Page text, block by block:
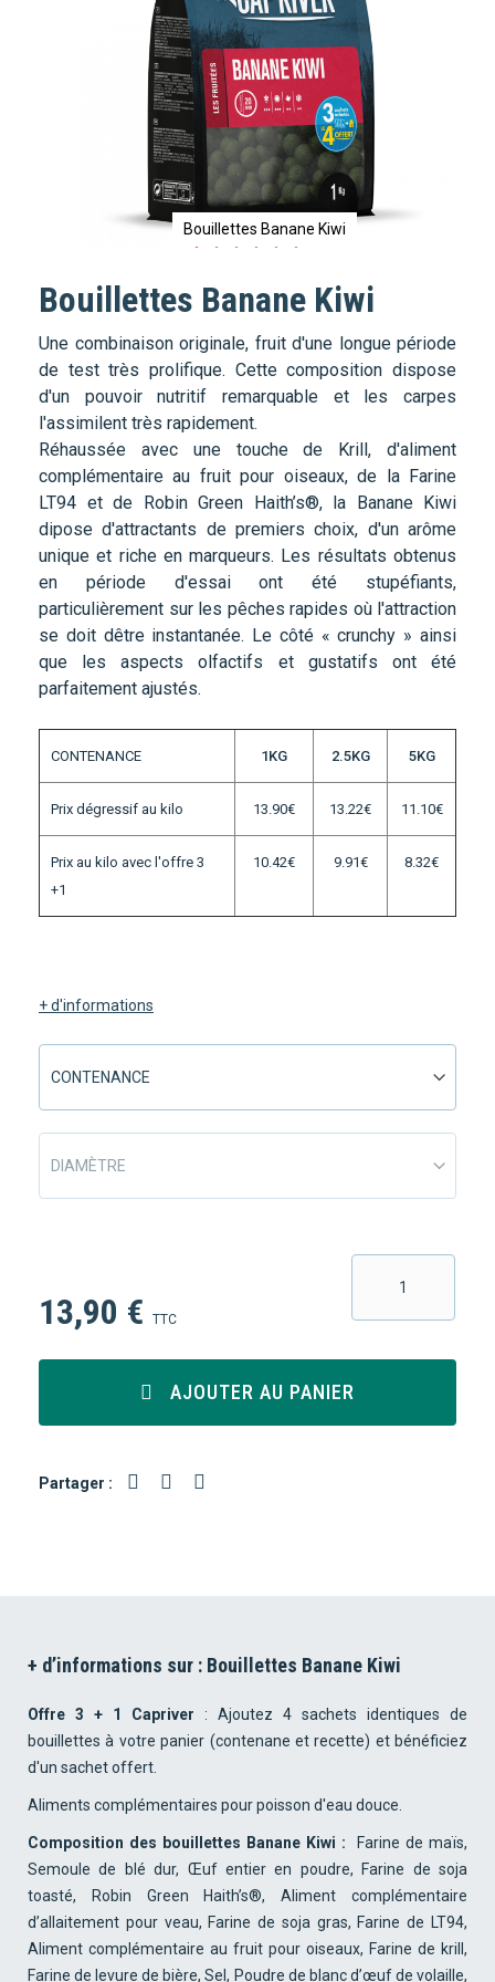
Bouillettes Banane Kiwi
PASSER
AU
DÉBUT
DE
LA
GALERIE
D’IMAGES
Bouillettes Banane Kiwi
Une combinaison originale, fruit d'une longue période
de test très prolifique. Cette composition dispose
d'un pouvoir nutritif remarquable et les carpes
l'assimilent très rapidement.
Réhaussée avec une touche de Krill, d'aliment
complémentaire au fruit pour oiseaux, de la Farine
LT94 et de Robin Green Haith’s®, la Banane Kiwi
dipose d'attractants de premiers choix, d'un arôme
unique et riche en marqueurs. Les résultats obtenus
en période d'essai ont été stupéfiants,
particulièrement sur les pêches rapides où l'attraction
se doit dêtre instantanée. Le côté « crunchy » ainsi
que les aspects olfactifs et gustatifs ont été
parfaitement ajustés.
CONTENANCE 1KG 2.5KG 5KG
Prix dégressif au kilo 13.90€ 13.22€ 11.10€
Prix au kilo avec l'offre 3
+1
10.42€ 9.91€ 8.32€
+ d'informations
13,90 € TTC
AJOUTER AU PANIER
Partager :
+ d’informations sur : Bouillettes Banane Kiwi
Offre 3 + 1 Capriver : Ajoutez 4 sachets identiques de
bouillettes à votre panier (contenane et recette) et bénéficiez
d'un sachet offert.
Aliments complémentaires pour poisson d'eau douce.
Composition des bouillettes Banane Kiwi :
Farine de maïs,
Semoule de blé dur, Œuf entier en poudre, Farine de soja
toasté, Robin Green Haith’s®, Aliment complémentaire
d’allaitement pour veau, Farine de soja gras, Farine de LT94,
Aliment complémentaire au fruit pour oiseaux, Farine de krill,
Farine de levure de bière, Sel, Poudre de blanc d’œuf de volaille,